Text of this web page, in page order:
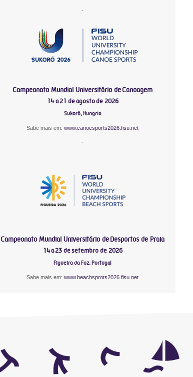
-
Campeonato Mundial Universitário de Canoagem
14 a 21 de agosto de 2026
Sukoró, Hungria
Sabe mais em:www.canoesports2026.fisu.net
-
Campeonato Mundial Universitário de Desportos de Praia
14 a 23 de setembro de 2026
Figueira da Foz, Portugal
Sabe mais em:www.beachsprots2026.fisu.net